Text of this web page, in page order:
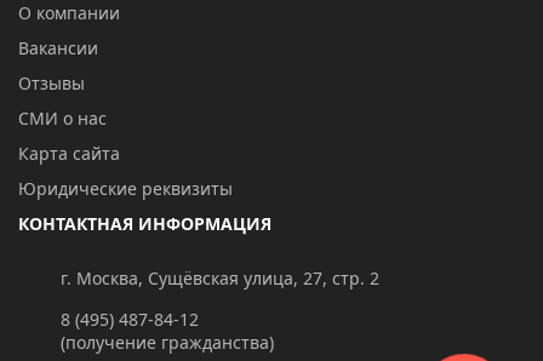
О компании
Вакансии
Отзывы
СМИ о нас
Карта сайта
Юридические реквизиты
КОНТАКТНАЯ ИНФОРМАЦИЯ
г. Москва, Сущёвская улица, 27, стр. 2
8 (495) 487-84-12
(получение гражданства)